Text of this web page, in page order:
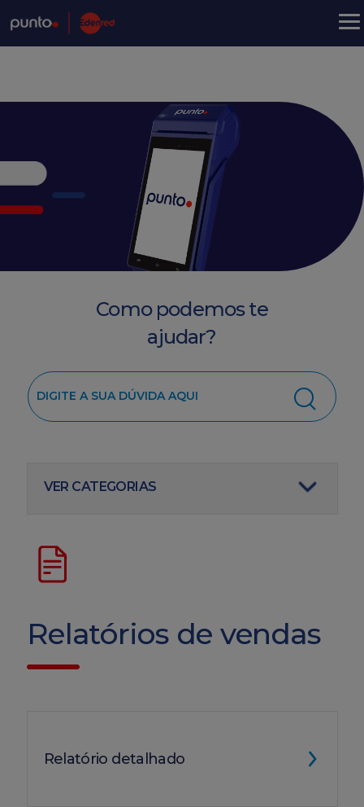
Como podemos te
ajudar?
VER CATEGORIAS
Relatórios de vendas
Relatório detalhado